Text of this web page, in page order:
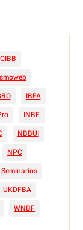
CIBB
IBFA
INBF
NBBUI
NPC
Seminarios
UKDFBA
WNBF